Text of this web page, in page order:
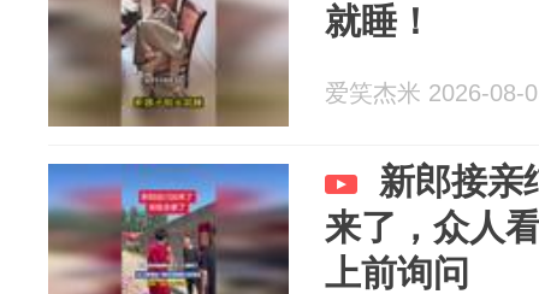
就睡！
爱笑杰米 2026-08-
新郎接亲
来了，众人
上前询问